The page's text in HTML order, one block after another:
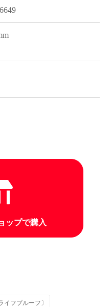
ップで購入
イフプルーフ〕